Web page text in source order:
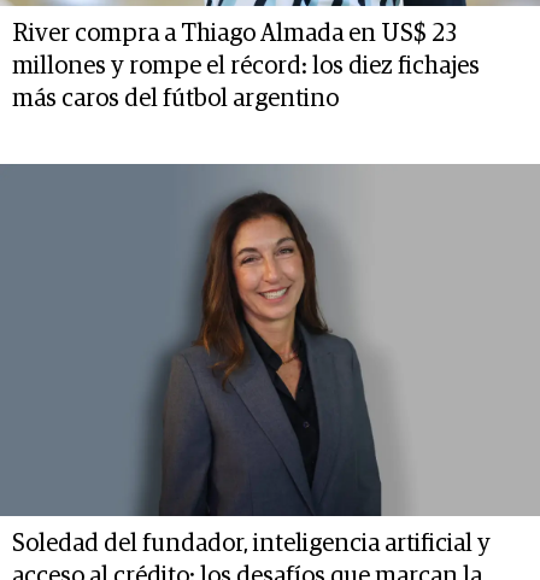
River compra a Thiago Almada en US$ 23
millones y rompe el récord: los diez fichajes
más caros del fútbol argentino
Soledad del fundador, inteligencia artificial y